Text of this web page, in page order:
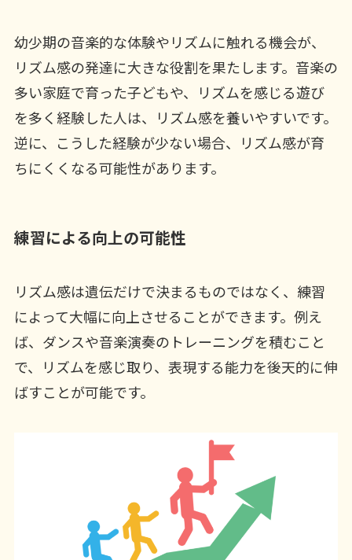
幼少期の音楽的な体験やリズムに触れる機会が、
リズム感の発達に大きな役割を果たします。音楽の
多い家庭で育った子どもや、リズムを感じる遊び
を多く経験した人は、リズム感を養いやすいです。
逆に、こうした経験が少ない場合、リズム感が育
ちにくくなる可能性があります。
練習による向上の可能性
リズム感は遺伝だけで決まるものではなく、練習
によって大幅に向上させることができます。例え
ば、ダンスや音楽演奏のトレーニングを積むこと
で、リズムを感じ取り、表現する能力を後天的に伸
ばすことが可能です。